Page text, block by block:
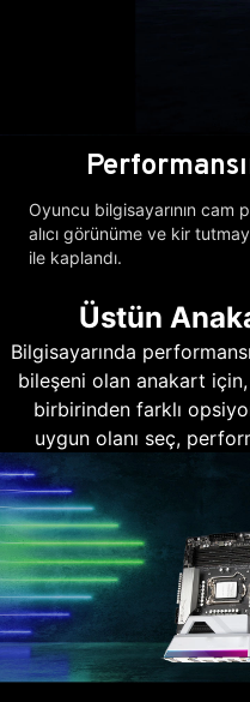
Oyuncu bilgisayarının cam
alıcı görünüme ve kir
ile kaplandı.
Üstün
Bilgisayarında
bileşeni olan anakart için,
birbirinden farklı
uygun olanı seç,